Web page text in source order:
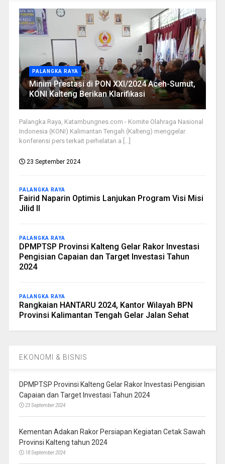
PALANGKA RAYA
Minim Prestasi di PON XXI/2024 Aceh-Sumut,
KONI Kalteng Berikan Klarifikasi
Palangka Raya, Katambungnes.com - Komite Olahraga Nasional
Indonesia (KONI) Kalimantan Tengah (Kalteng) menggelar
konferensi pers terkait perhelatan a [...]
23 September 2024
PALANGKA RAYA
Fairid Naparin Optimis Lanjukan Program Visi Misi
Jilid II
PALANGKA RAYA
DPMPTSP Provinsi Kalteng Gelar Rakor Investasi
Pengisian Capaian dan Target Investasi Tahun
2024
PALANGKA RAYA
Rangkaian HANTARU 2024, Kantor Wilayah BPN
Provinsi Kalimantan Tengah Gelar Jalan Sehat
EKONOMI & BISNIS
DPMPTSP Provinsi Kalteng Gelar Rakor Investasi Pengisian
Capaian dan Target Investasi Tahun 2024
23 September 2024
Kementan Adakan Rakor Persiapan Kegiatan Cetak Sawah
Provinsi Kalteng tahun 2024
18 September 2024